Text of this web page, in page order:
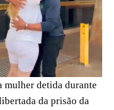
detida durante
da prisão da